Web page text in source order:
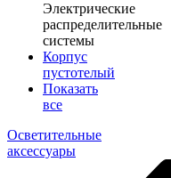
Электрические
распределительные
системы
Корпус
пустотелый
Показать
все
Осветительные
аксессуары